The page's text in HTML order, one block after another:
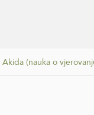
Akida (nauka o